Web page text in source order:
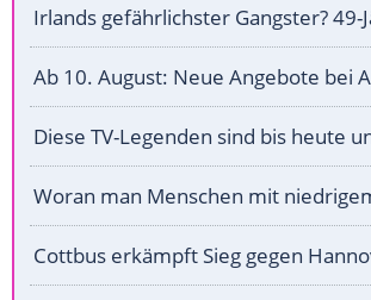
Irlands gefährlichster Gangster? 49-
Ab 10. August: Neue Angebote bei
Diese TV-Legenden sind bis heute
Woran man Menschen mit
Cottbus erkämpft Sieg gegen